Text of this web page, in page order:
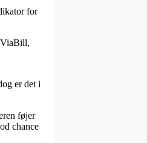
for
ViaBill,
er det i
føjer
chance